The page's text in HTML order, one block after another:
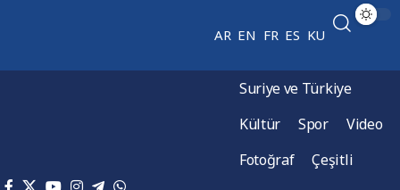
AR EN FR ES KU
Suriye ve Türkiye
Kültür
Spor
Video
Fotoğraf
Çeşitli